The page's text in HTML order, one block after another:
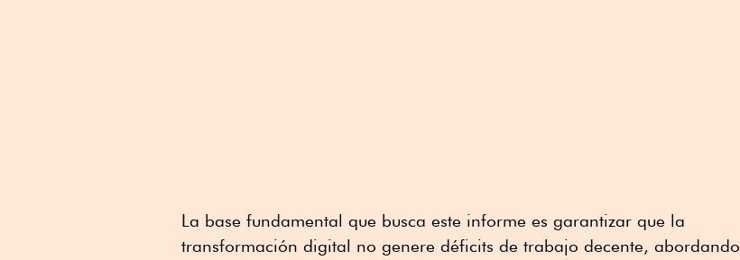
La base fundamental que busca este informe es garantizar que la
transformación digital no genere déficits de trabajo decente, abordando